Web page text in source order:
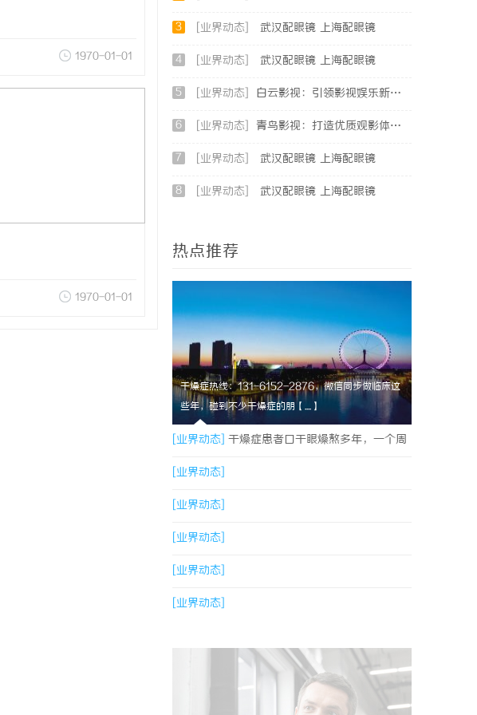
1970-01-01
1970-01-01
3 [业界动态] 武汉配眼镜 上海配眼镜
4 [业界动态] 武汉配眼镜 上海配眼镜
5 [业界动态] 白云影视：引领影视娱乐新时代的内容创新平台
6 [业界动态] 青鸟影视：打造优质观影体验的行业新标杆
7 [业界动态] 武汉配眼镜 上海配眼镜
8 [业界动态] 武汉配眼镜 上海配眼镜
热点推荐
干燥症热线：131-6152-2876，微信同步做临床这
些年，碰到不少干燥症的朋【....】
[业界动态] 干燥症患者口干眼燥熬多年，一个周
期缓过来？老中医：一张辨证方对症，身体找回
津液
[业界动态]
[业界动态]
[业界动态]
[业界动态]
[业界动态]